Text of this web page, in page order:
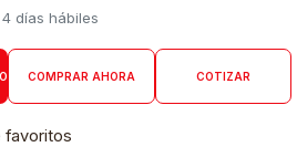
días hábiles
COMPRAR AHORA COTIZAR
favoritos